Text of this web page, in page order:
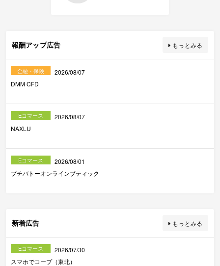
報酬アップ広告 もっとみる
金融・保険
2026/08/07
DMM CFD
Eコマース
2026/08/07
NAXLU
Eコマース
2026/08/01
プチバトーオンラインブティック
新着広告 もっとみる
Eコマース
2026/07/30
スマホでコープ（東北）